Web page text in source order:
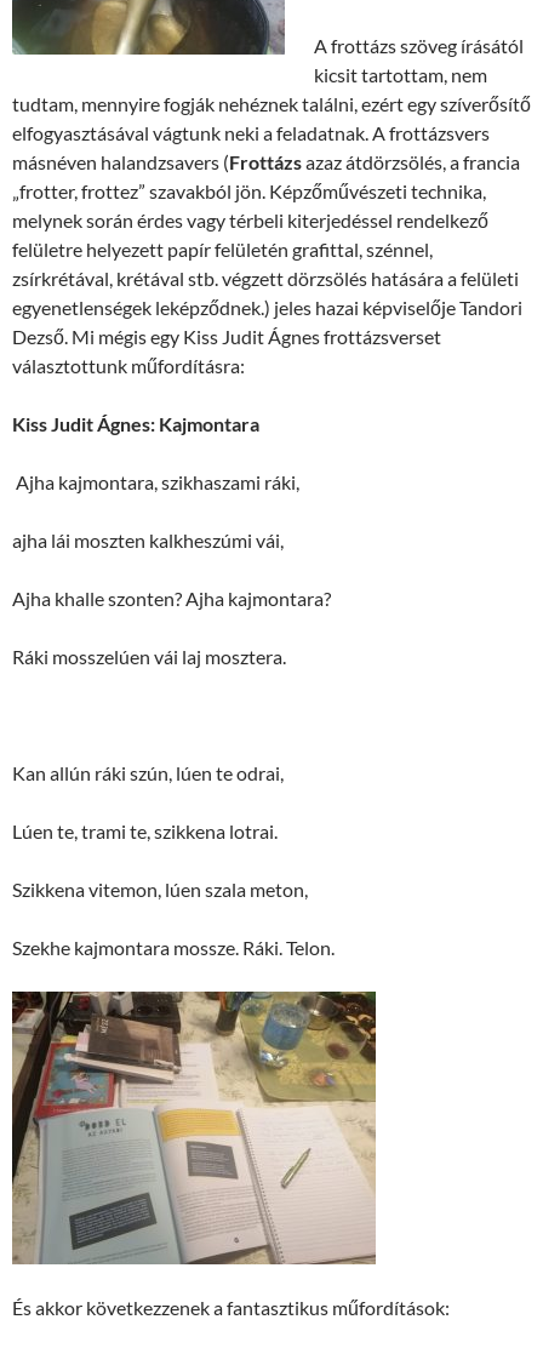
A frottázs szöveg írásától
kicsit tartottam, nem
tudtam, mennyire fogják nehéznek találni, ezért egy szíverősítő
elfogyasztásával vágtunk neki a feladatnak. A frottázsvers
másnéven halandzsavers (Frottázsazaz átdörzsölés, a francia
„frotter, frottez” szavakból jön. Képzőművészeti technika,
melynek során érdes vagy térbeli kiterjedéssel rendelkező
felületre helyezett papír felületén grafittal, szénnel,
zsírkrétával, krétával stb. végzett dörzsölés hatására a felületi
egyenetlenségek leképződnek.) jeles hazai képviselője Tandori
Dezső. Mi mégis egy Kiss Judit Ágnes frottázsverset
választottunk műfordításra:
Kiss Judit Ágnes: Kajmontara
Ajha kajmontara, szikhaszami ráki,
ajha lái moszten kalkheszúmi vái,
Ajha khalle szonten? Ajha kajmontara?
Ráki mosszelúen vái laj mosztera.
Kan allún ráki szún, lúen te odrai,
Lúen te, trami te, szikkena lotrai.
Szikkena vitemon, lúen szala meton,
Szekhe kajmontara mossze. Ráki. Telon.
És akkor következzenek a fantasztikus műfordítások: